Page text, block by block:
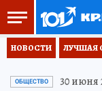
НОВОСТИ ЛУЧШАЯ
ОБЩЕСТВО 30 июня